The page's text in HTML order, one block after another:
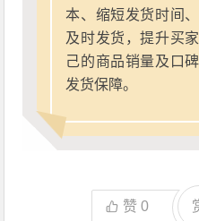
本、缩短发货时间
及时发货，提升买
己的商品销量及口
发货保障。
赞0